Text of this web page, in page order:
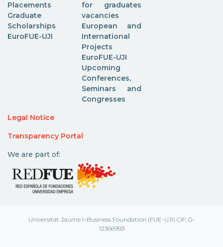
Placements
Graduate
Scholarships
EuroFUE-UJI
for graduates
vacancies
European and
International
Projects
EuroFUE-UJI
Upcoming
Conferences,
Seminars and
Congresses
Legal Notice
Transparency Portal
We are part of:
Universitat Jaume I–Business Foundation (FUE-UJI) CIF: G-
12366993